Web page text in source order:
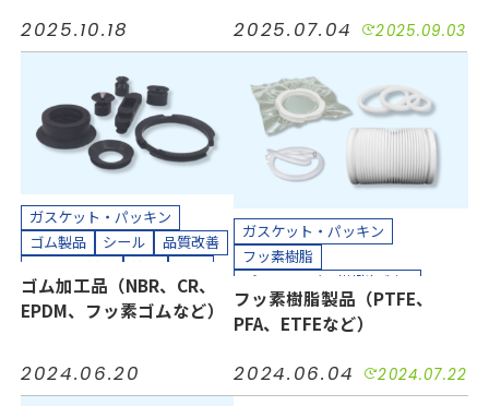
電機・電子
カッティングプロッター加工
接着加工
貼り合わせ加工
2025.10.18
工場設備
機械装置
油空圧
カッティングプロッター加工
カット加工
クリーンパック
クリーンルーム内加工
接着加工
貼り合わせ加工
2025.07.04 2025.09.03
ガスケット・パッキン
ゴム製品
シール
品質改善
小ロット対応
接着
短納期
絶縁 緩衝
耐摩耗
耐熱
耐薬 防水
防音
油空圧
自動車
電機・電子
ゴム加工品（NBR、CR、
EPDM、フッ素ゴムなど）
2024.06.20
ガスケット・パッキン
フッ素樹脂
プラスチック（樹脂）製品
ホース、チューブ
多孔質PTFE
コスト削減
シール
汚れ防止
短納期
絶縁
フッ素樹脂製品（PTFE、
PFA、ETFEなど）
2024.06.04 2024.07.22